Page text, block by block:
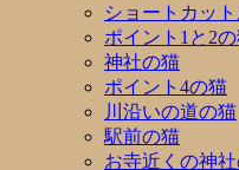
ショートカッ
ポイント1と2
神社の猫
ポイント4の猫
川沿いの道の猫
駅前の猫
お寺近くの神